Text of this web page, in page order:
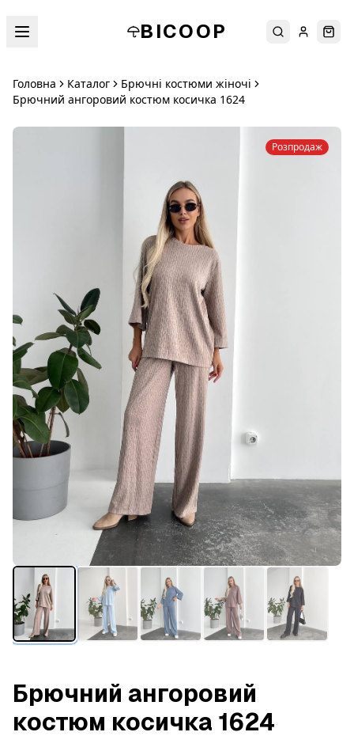
BICOOP ПошукУвійти
Головна Каталог
Брючні костюми жіночі
Брючний ангоровий костюм косичка 1624
Розпродаж
Брючний ангоровий
костюм косичка 1624